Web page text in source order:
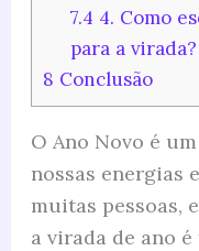
7.4 4. Como
para a virada?
8 Conclusão
O Ano Novo é
nossas energias
muitas pessoas,
a virada de ano